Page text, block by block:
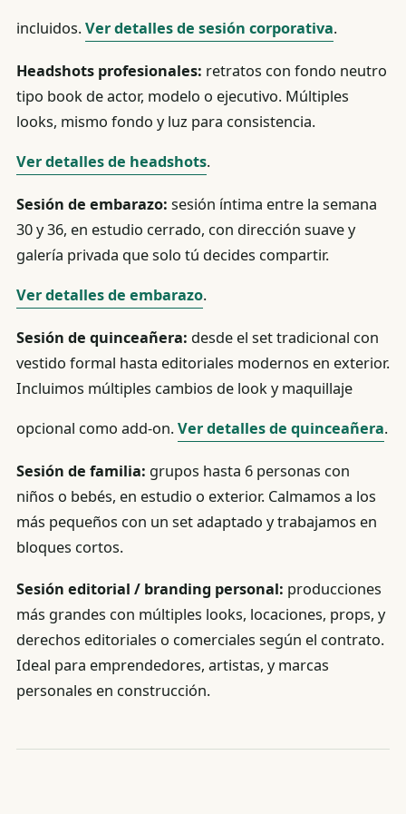
incluidos.Ver detalles de sesión corporativa.
Headshots profesionales: retratos con fondo neutro
tipo book de actor, modelo o ejecutivo. Múltiples
looks, mismo fondo y luz para consistencia.
Ver detalles de headshots.
Sesión de embarazo: sesión íntima entre la semana
30 y 36, en estudio cerrado, con dirección suave y
galería privada que solo tú decides compartir.
Ver detalles de embarazo.
Sesión de quinceañera: desde el set tradicional con
vestido formal hasta editoriales modernos en exterior.
Incluimos múltiples cambios de look y maquillaje
opcional como add-on.Ver detalles de quinceañera.
Sesión de familia: grupos hasta 6 personas con
niños o bebés, en estudio o exterior. Calmamos a los
más pequeños con un set adaptado y trabajamos en
bloques cortos.
Sesión editorial / branding personal: producciones
más grandes con múltiples looks, locaciones, props, y
derechos editoriales o comerciales según el contrato.
Ideal para emprendedores, artistas, y marcas
personales en construcción.